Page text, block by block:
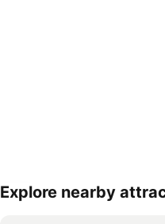
Explore nearby